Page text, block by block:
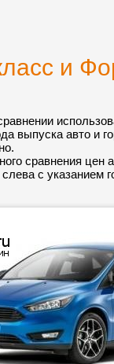
и
выпуска авто и
сравнения цен
с указанием